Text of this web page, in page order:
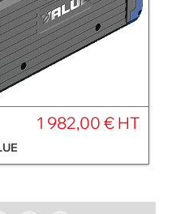
1 982,00 € HT